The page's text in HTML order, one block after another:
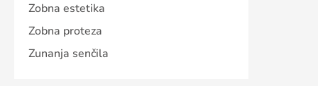
Zobna estetika
Zobna proteza
Zunanja senčila